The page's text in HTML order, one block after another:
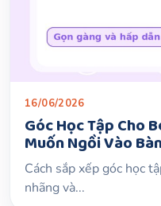
16/06/2026
Góc Học Tập Cho
Muốn Ngồi Vào
Cách sắp xếp góc học
nhãng và...